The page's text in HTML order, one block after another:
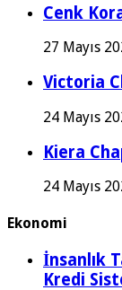
Cenk
27 Mayıs
Victoria
24 Mayıs
Kiera
24 Mayıs
Ekonomi
İnsanlık
Kredi